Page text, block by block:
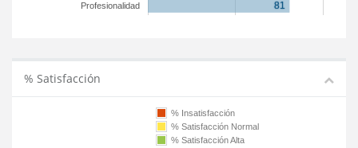
Profesionalidad
% Satisfacción
% Insatisfacción
% Satisfacción Normal
% Satisfacción Alta